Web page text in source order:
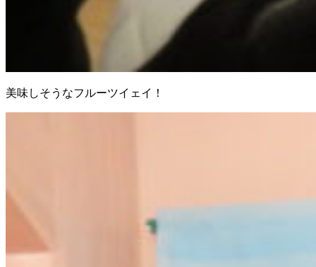
美味しそうなフルーツイェイ！